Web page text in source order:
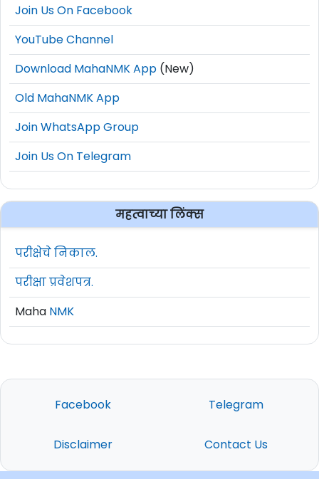
Join Us On Facebook
YouTube Channel
Download MahaNMK App (New)
Old MahaNMK App
Join WhatsApp Group
Join Us On Telegram
महत्वाच्या लिंक्स
परीक्षेचे निकाल.
परीक्षा प्रवेशपत्र.
Maha NMK
Facebook Telegram
Disclaimer Contact Us